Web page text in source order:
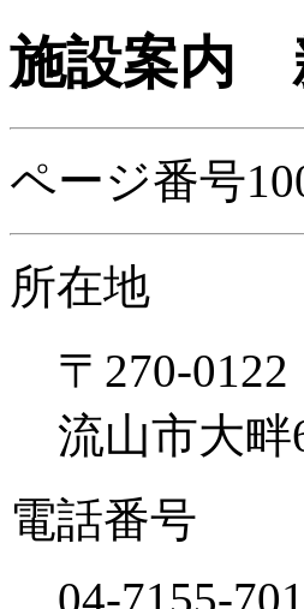
施設案内
ページ番号
所在地
〒270-0122
流山市大
電話番号
04-7155-